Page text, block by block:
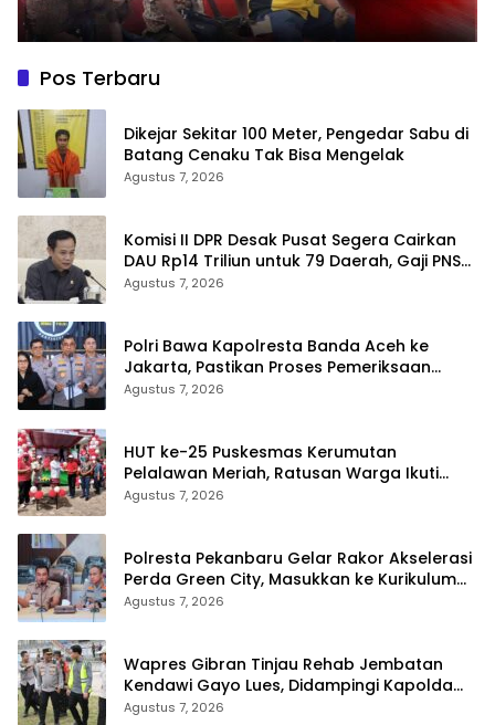
Pos Terbaru
Dikejar Sekitar 100 Meter, Pengedar Sabu di
Agustus 7, 2026
Komisi II DPR Desak Pusat Segera Cairkan
DAU Rp14 Triliun untuk 79 Daerah, Gaji PNS
Terancam Telat
Agustus 7, 2026
Polri Bawa Kapolresta Banda Aceh ke
Jakarta, Pastikan Proses Pemeriksaan
Profesional dan Transparan
Agustus 7, 2026
HUT ke-25 Puskesmas Kerumutan
Pelalawan Meriah, Ratusan Warga Ikuti
Jalan Santai dan Cek Kesehatan Gratis
Agustus 7, 2026
Polresta Pekanbaru Gelar Rakor Akselerasi
Perda Green City, Masukkan ke Kurikulum
Sekolah
Agustus 7, 2026
Wapres Gibran Tinjau Rehab Jembatan
Kendawi Gayo Lues, Didampingi Kapolda
Aceh
Agustus 7, 2026